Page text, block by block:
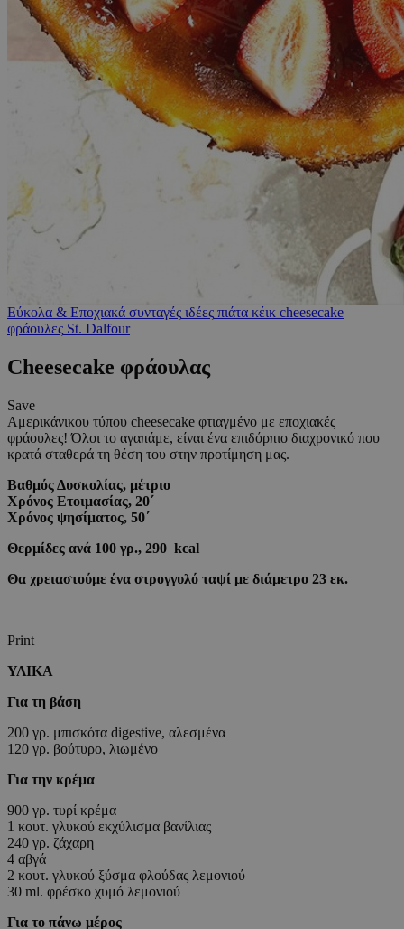
Εύκολα & Εποχιακά συνταγές ιδέες πιάτα κέικ cheesecake
φράουλες St. Dalfour
Cheesecake φράουλας
Save
Αμερικάνικου τύπου cheesecake φτιαγμένο με εποχιακές
φράουλες! Όλοι το αγαπάμε, είναι ένα επιδόρπιο διαχρονικό που
κρατά σταθερά τη θέση του στην προτίμηση μας.
Βαθμός Δυσκολίας, μέτριο
Χρόνος Ετοιμασίας, 20΄
Χρόνος ψησίματος, 50΄
Θερμίδες ανά 100 γρ., 290 kcal
Θα χρειαστούμε ένα στρογγυλό ταψί με διάμετρο 23 εκ.
Print
ΥΛΙΚΑ
Για τη βάση
200 γρ. μπισκότα digestive, αλεσμένα
120 γρ. βούτυρο, λιωμένο
Για την κρέμα
900 γρ. τυρί κρέμα
1 κουτ. γλυκού εκχύλισμα βανίλιας
240 γρ. ζάχαρη
4 αβγά
2 κουτ. γλυκού ξύσμα φλούδας λεμονιού
30 ml. φρέσκο χυμό λεμονιού
Για το πάνω μέρος